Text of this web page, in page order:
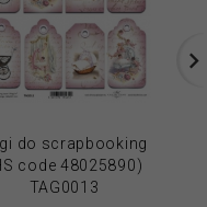
do scrapbooking
code 48025890)
TAG0013